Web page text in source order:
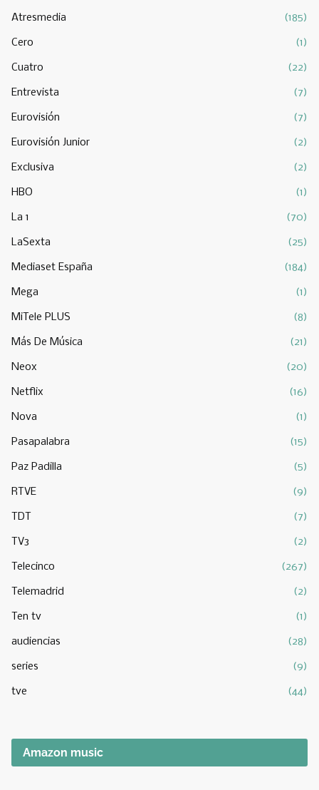
Atresmedia (185)
Cero (1)
Cuatro (22)
Entrevista (7)
Eurovisión (7)
Eurovisión Junior (2)
Exclusiva (2)
HBO (1)
La 1 (70)
LaSexta (25)
Mediaset España (184)
Mega (1)
MiTele PLUS (8)
Más De Música (21)
Neox (20)
Netflix (16)
Nova (1)
Pasapalabra (15)
Paz Padilla (5)
RTVE (9)
TDT (7)
TV3 (2)
Telecinco (267)
Telemadrid (2)
Ten tv (1)
audiencias (28)
series (9)
tve (44)
Amazon music